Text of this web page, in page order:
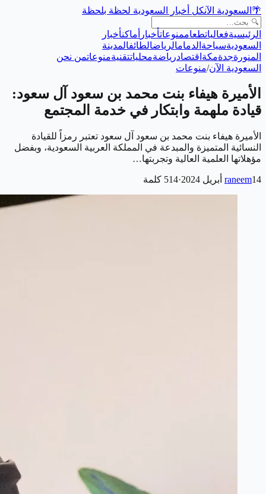
🌴 السعودية الآنكل أخبار السعودية لحظة بلحظة
الرئيسيةفعالياتطعاممنوعاتأخبار أماكنأخبار
السعوديةسياحة الدمامالرياضالطائفالمدينة
المنورةجدةمكة اقتصادرياضةمحلياتتقنيةمنوعاتمن نحن
السعودية الآن/منوعات
الأميرة هيفاء بنت محمد بن سعود آل سعود:
قيادة ملهمة وابتكار في خدمة المجتمع
الأميرة هيفاء بنت محمد بن سعود آل سعود تعتبر رمزاً للقيادة
النسائية المتميزة والمبدعة في المملكة العربية السعودية، وبفضل
مؤهلاتها العلمية العالية وتجربتها…
raneem14 أبريل 2024 ·
514 كلمة